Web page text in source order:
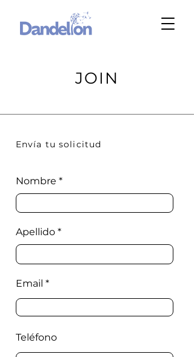
JOIN
Envía tu solicitud
Nombre
Apellido
Email
Teléfono